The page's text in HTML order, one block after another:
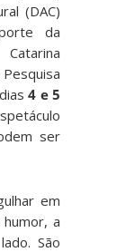
(DAC)
da
4 e 5
ser
em
a
São